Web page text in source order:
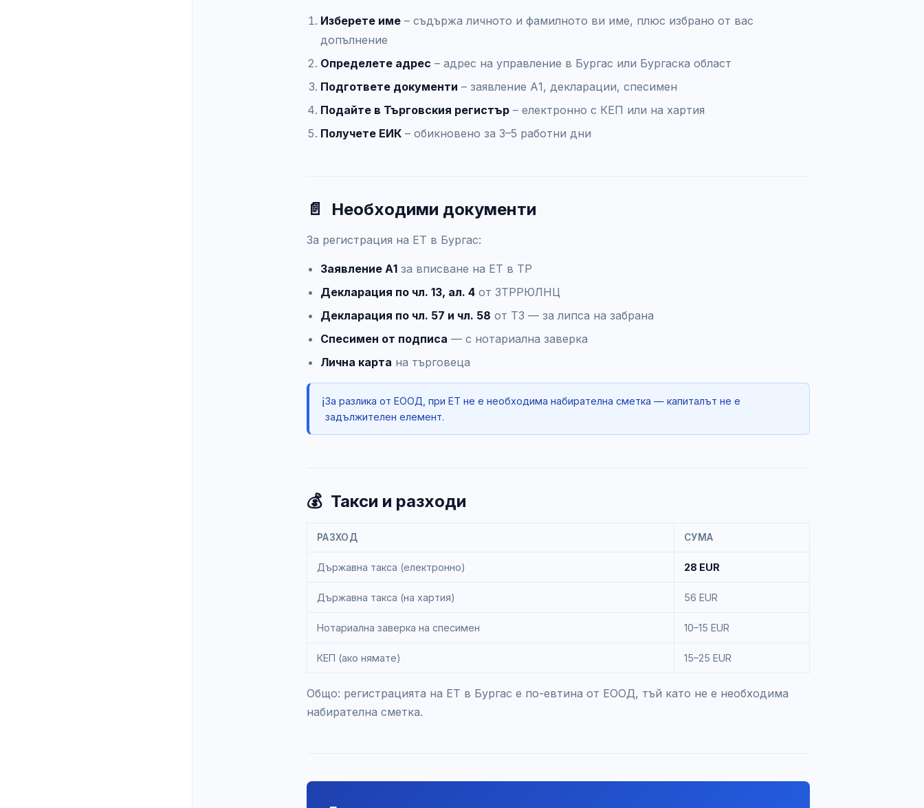
Изберете име – съдържа личното и фамилното ви име, плюс избрано от вас
допълнение
Определете адрес – адрес на управление в Бургас или Бургаска област
Подгответе документи – заявление А1, декларации, спесимен
Подайте в Търговския регистър – електронно с КЕП или на хартия
Получете ЕИК – обикновено за 3–5 работни дни
📄 Необходими документи
За регистрация на ЕТ в Бургас:
Заявление А1 за вписване на ЕТ в ТР
Декларация по чл. 13, ал. 4 от ЗТРРЮЛНЦ
Декларация по чл. 57 и чл. 58 от ТЗ — за липса на забрана
Спесимен от подписа — с нотариална заверка
Лична карта на търговеца
ℹ️За разлика от ЕООД, при ЕТ не е необходима набирателна сметка — капиталът не е
задължителен елемент.
💰 Такси и разходи
РАЗХОД СУМА
Държавна такса (електронно) 28 EUR
Държавна такса (на хартия) 56 EUR
Нотариална заверка на спесимен 10–15 EUR
КЕП (ако нямате) 15–25 EUR
Общо: регистрацията на ЕТ в Бургас е по-евтина от ЕООД, тъй като не е необходима
набирателна сметка.